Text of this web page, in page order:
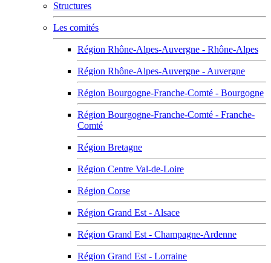
Structures
Les comités
Région Rhône-Alpes-Auvergne - Rhône-Alpes
Région Rhône-Alpes-Auvergne - Auvergne
Région Bourgogne-Franche-Comté - Bourgogne
Région Bourgogne-Franche-Comté - Franche-
Comté
Région Bretagne
Région Centre Val-de-Loire
Région Corse
Région Grand Est - Alsace
Région Grand Est - Champagne-Ardenne
Région Grand Est - Lorraine